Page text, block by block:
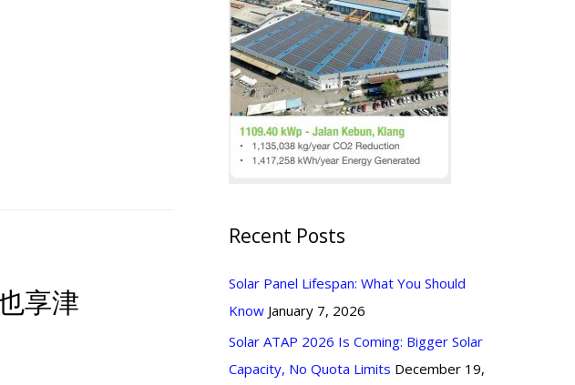
享津
Recent Posts
Solar Panel Lifespan: What You Should
Know January 7, 2026
Solar ATAP 2026 Is Coming: Bigger Solar
Capacity, No Quota Limits December 19,